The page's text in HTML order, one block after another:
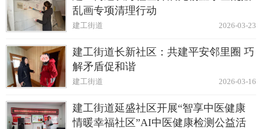
乱画专项清理行动
2026-03-23
建工街道
建工街道长新社区：共建平安邻里圈 巧
解矛盾促和谐
2026-03-16
建工街道
建工街道延盛社区开展“智享中医健康
情暖幸福社区”AI中医健康检测公益活